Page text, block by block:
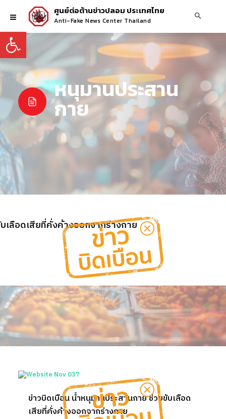
Open toolbar
ศูนย์ต่อต้านข่าวปลอม ประเทศไทย
Anti-Fake News Center Thailand
หนุมานประสาน
กาย
เลือดเสียที่คั่งค้างออกจากร่างกาย
ข่าวบิดเบือน น้ำหนุมานประสานกาย ช่วยขับเลือด
เสียที่คั่งค้างออกจากร่างกาย